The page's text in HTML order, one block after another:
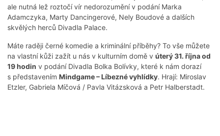
ale nutná lež roztočí vír nedorozumění v podání Marka
Adamczyka, Marty Dancingerové, Nely Boudové a dalších
skvělých herců Divadla Palace.
Máte raději černé komedie a kriminální příběhy? To vše můžete
na vlastní kůži zažít u nás v kulturním domě v úterý 31. října od
19 hodin v podání Divadla Bolka Bolívky, které k nám dorazí
s představením Mindgame – Líbezné vyhlídky. Hrají: Miroslav
Etzler, Gabriela Míčová / Pavla Vitázsková a Petr Halberstadt.